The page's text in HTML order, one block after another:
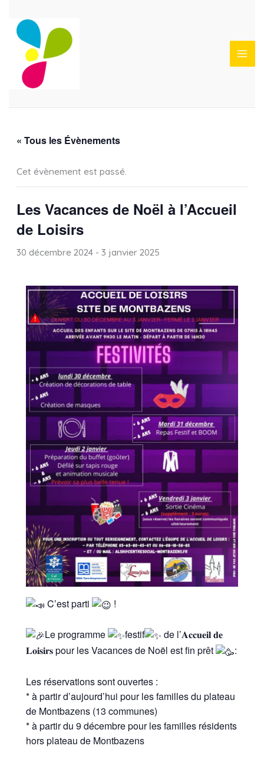
contenu
« Tous les Évènements
Cet évènement est passé.
Les Vacances de Noël à l’Accueil
de Loisirs
30 décembre 2024 -3 janvier 2025
C’est parti !
Le programme festif
de l’𝐀𝐜𝐜𝐮𝐞𝐢𝐥 𝐝𝐞
𝐋𝐨𝐢𝐬𝐢𝐫𝐬 pour les Vacances de Noël est fin prêt
:
Les réservations sont ouvertes :
* à partir d’aujourd’hui pour les familles du plateau
de Montbazens (13 communes)
* à partir du 9 décembre pour les familles résidents
hors plateau de Montbazens